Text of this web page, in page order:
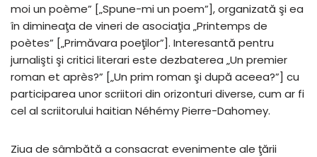
moi un poème” [„Spune-mi un poem”], organizată şi ea
în dimineaţa de vineri de asociaţia „Printemps de
poètes” [„Primăvara poeţilor”]. Interesantă pentru
jurnalişti şi critici literari este dezbaterea „Un premier
roman et après?” [„Un prim roman şi după aceea?”] cu
participarea unor scriitori din orizonturi diverse, cum ar fi
cel al scriitorului haitian Néhémy Pierre-Dahomey.
Ziua de sâmbătă a consacrat evenimente ale ţării